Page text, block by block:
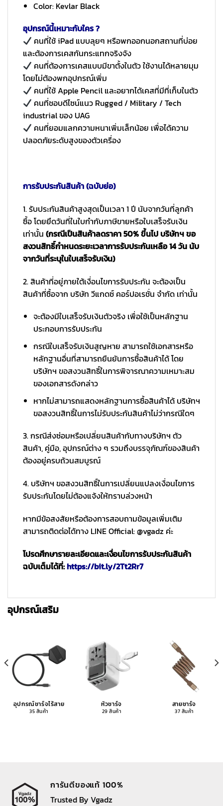
Color: Kevlar Black
อุปกรณ์นี้เหมาะกับใคร ?
คนที่ใช้ iPad แบบลุยๆ หรือพกออกนอกสถานที่บ่อย
และต้องการเคสกันกระแทกจริงจัง
คนที่ต้องการเคสแบบมีขาตั้งในตัว ใช้งานได้หลายมุม
โดยไม่ต้องพกอุปกรณ์เพิ่ม
คนที่ใช้ Apple Pencil และอยากได้เคสที่มีที่เก็บในตัว
คนที่ชอบดีไซน์แนว Rugged / Military / Tech
industrial ของ UAG
คนที่ยอมแลกความหนาเพิ่มเล็กน้อย เพื่อได้ความ
ปลอดภัยระดับสูงของตัวเครื่อง
การรับประกันสินค้า (ฉบับย่อ)
1. รับประกันสินค้าสูงสุดเป็นเวลา 1 ปี นับจากวันที่ลูกค้า
ซื้อ โดยยึดวันที่ในใบกำกับภาษีขายหรือใบเสร็จรับเงิน
เท่านั้น (กรณีเป็นสินค้าลดราคา 50% ขึ้นไป บริษัทฯ ขอ
สงวนสิทธิ์กำหนดระยะเวลาการรับประกันเหลือ 14 วัน นับ
จากวันที่ระบุในใบเสร็จรับเงิน)
2. สินค้าที่อยู่ภายใต้เงื่อนไขการรับประกัน จะต้องเป็น
สินค้าที่ซื้อจาก บริษัท วีแกดซ์ คอร์ปอเรชั่น จำกัด เท่านั้น
จะต้องมีใบเสร็จรับเงินตัวจริง เพื่อใช้เป็นหลักฐาน
ประกอบการรับประกัน
กรณีใบเสร็จรับเงินสูญหาย สามารถใช้เอกสารหรือ
หลักฐานอื่นที่สามารถยืนยันการซื้อสินค้าได้ โดย
บริษัทฯ ขอสงวนสิทธิ์ในการพิจารณาความเหมาะสม
ของเอกสารดังกล่าว
หากไม่สามารถแสดงหลักฐานการซื้อสินค้าได้ บริษัทฯ
ขอสงวนสิทธิ์ในการไม่รับประกันสินค้าไม่ว่ากรณีใดๆ
3. กรณีส่งซ่อมหรือเปลี่ยนสินค้ากับทางบริษัทฯ ตัว
สินค้า, คู่มือ, อุปกรณ์ต่าง ๆ รวมถึงบรรจุภัณฑ์ของสินค้า
ต้องอยู่ครบถ้วนสมบูรณ์
4. บริษัทฯ ขอสงวนสิทธิ์ในการเปลี่ยนแปลงเงื่อนไขการ
รับประกันโดยไม่ต้องแจ้งให้ทราบล่วงหน้า
หากมีข้อสงสัยหรือต้องการสอบถามข้อมูลเพิ่มเติม
สามารถติดต่อได้ทาง LINE Official: @vgadz ค่ะ
โปรดศึกษารายละเอียดและเงื่อนไขการรับประกันสินค้า
ฉบับเต็มได้ที่:https://bit.ly/2Tt2Rr7
อุปกรณ์เสริม
อุปกรณ์ชาร์จไร้สาย
35 สินค้า
หัวชาร์จ
29 สินค้า
สายชาร์จ
37 สินค้า
การันตีของแท้ 100%
Trusted By Vgadz